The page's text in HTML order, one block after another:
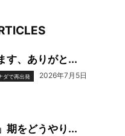
す、ありがと...
ダで再出発 2026年7月5日
期をどうやり...